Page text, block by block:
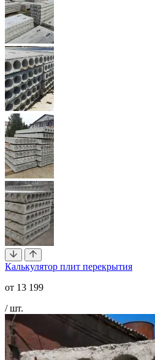
Калькулятор плит перекрытия
от 13 199
/ шт.